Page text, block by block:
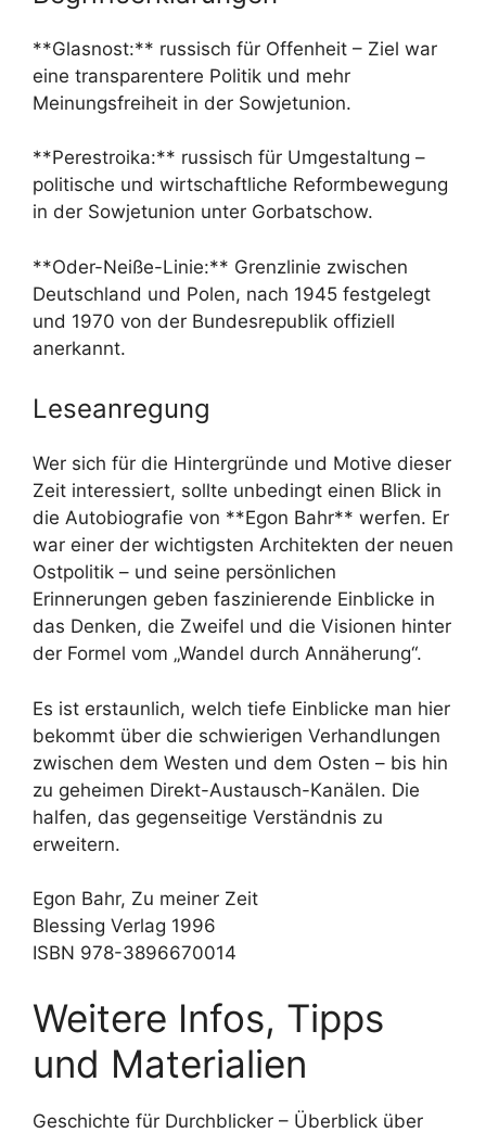
**Glasnost:** russisch für Offenheit – Ziel war
eine transparentere Politik und mehr
Meinungsfreiheit in der Sowjetunion.
**Perestroika:** russisch für Umgestaltung –
politische und wirtschaftliche Reformbewegung
in der Sowjetunion unter Gorbatschow.
**Oder-Neiße-Linie:** Grenzlinie zwischen
Deutschland und Polen, nach 1945 festgelegt
und 1970 von der Bundesrepublik offiziell
anerkannt.
Leseanregung
Wer sich für die Hintergründe und Motive dieser
Zeit interessiert, sollte unbedingt einen Blick in
die Autobiografie von **Egon Bahr** werfen. Er
war einer der wichtigsten Architekten der neuen
Ostpolitik – und seine persönlichen
Erinnerungen geben faszinierende Einblicke in
das Denken, die Zweifel und die Visionen hinter
der Formel vom „Wandel durch Annäherung“.
Es ist erstaunlich, welch tiefe Einblicke man hier
bekommt über die schwierigen Verhandlungen
zwischen dem Westen und dem Osten – bis hin
zu geheimen Direkt-Austausch-Kanälen. Die
halfen, das gegenseitige Verständnis zu
erweitern.
Egon Bahr, Zu meiner Zeit
Blessing Verlag 1996
ISBN 978-3896670014
Weitere Infos, Tipps
und Materialien
Geschichte für Durchblicker – Überblick über